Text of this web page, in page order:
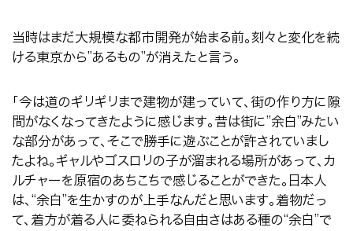
当時はまだ大規模な都市開発が始まる前。刻々と変化を続
ける東京から”あるもの”が消えたと言う。
「今は道のギリギリまで建物が建っていて、街の作り方に隙
間がなくなってきたように感じます。昔は街に”余白”みたい
な部分があって、そこで勝手に遊ぶことが許されていまし
たよね。ギャルやゴスロリの子が溜まれる場所があって、カ
ルチャーを原宿のあちこちで感じることができた。日本人
は、 “余白”を生かすのが上手なんだと思います。着物だっ
て、着方が着る人に委ねられる自由さはある種の“余白”で